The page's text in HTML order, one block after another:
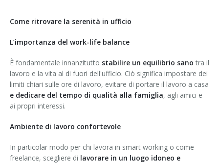
Come ritrovare la serenità in ufficio
L’importanza del work-life balance
È fondamentale innanzitutto stabilire un equilibrio sano tra il
lavoro e la vita al di fuori dell'ufficio. Ciò significa impostare dei
limiti chiari sulle ore di lavoro, evitare di portare il lavoro a casa
e dedicare del tempo di qualità alla famiglia, agli amici e
ai propri interessi.
Ambiente di lavoro confortevole
In particolar modo per chi lavora in smart working o come
freelance, scegliere di lavorare in un luogo idoneo e